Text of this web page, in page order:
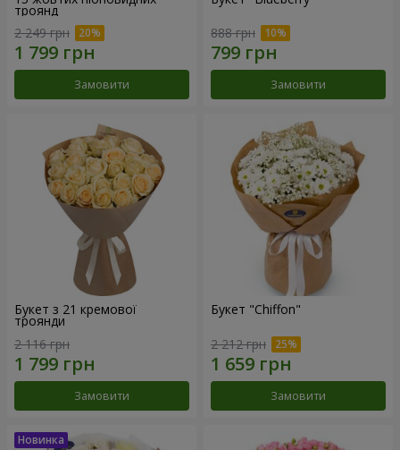
троянд
2 249 грн
Замовити
888 грн
Замовити
Букет з 21 кремової
троянди
2 116 грн
Замовити
Букет "Chiffon"
2 212 грн
Замовити